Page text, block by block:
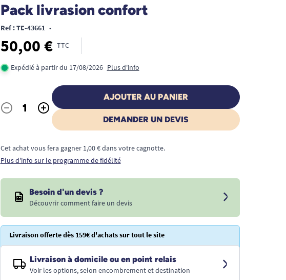
Pack livrasion confort
Ref : TE-43661 •
50,00 € TTC
Expédié à partir du 17/08/2026 Plus d'info
Quantité
- +
AJOUTER AU PANIER
DEMANDER UN DEVIS
Cet achat vous fera gagner 1,00 € dans votre cagnotte.
Plus d'info sur le programme de fidélité
Besoin d'un devis ?
Découvrir comment faire un devis
Livraison offerte dès 159€ d'achats sur tout le site
Livraison à domicile ou en point relais
Voir les options, selon encombrement et destination